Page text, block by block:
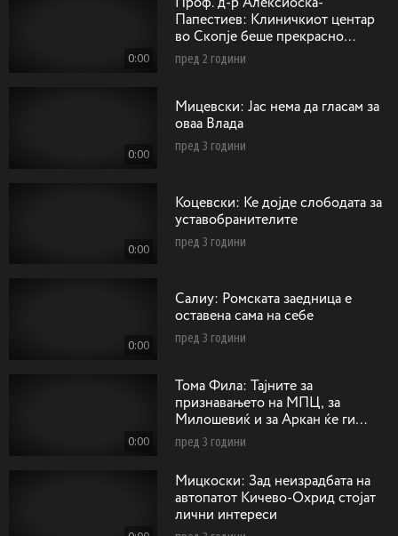
0:00
Проф. д-р Алексиоска-
Папестиев: Клиничкиот центар
во Скопје беше прекрасно
замислен со одобрени средства
пред 2 години
0:00
Мицевски: Јас нема да гласам за
оваа Влада
пред 3 години
0:00
Коцевски: Ќе дојде слободата за
уставобранителите
пред 3 години
0:00
Салиу: Ромската заедница е
оставена сама на себе
пред 3 години
0:00
Тома Фила: Тајните за
признавањето на МПЦ, за
Милошевиќ и за Аркан ќе ги
однесам горе кај Господ
пред 3 години
Мицкоски: Зад неизрадбата на
автопатот Кичево-Охрид стојат
лични интереси